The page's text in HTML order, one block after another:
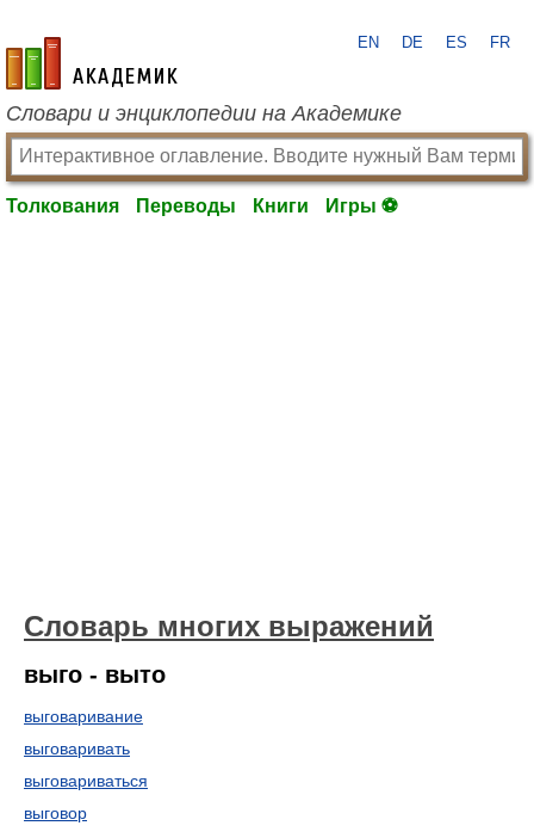
academic.ru
EN DE ES FR
Словари и энциклопедии на Академике
Толкования Переводы Книги Игры ⚽
Словарь многих выражений
выго - выто
выговаривание
выговаривать
выговариваться
выговор